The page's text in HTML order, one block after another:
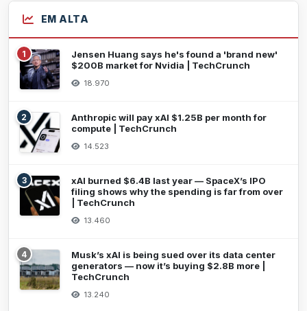
EM ALTA
1
Jensen Huang says he's found a 'brand new'
$200B market for Nvidia | TechCrunch
18.970
2
Anthropic will pay xAI $1.25B per month for
compute | TechCrunch
14.523
3
xAI burned $6.4B last year — SpaceX’s IPO
filing shows why the spending is far from over
| TechCrunch
13.460
4
Musk’s xAI is being sued over its data center
generators — now it’s buying $2.8B more |
TechCrunch
13.240